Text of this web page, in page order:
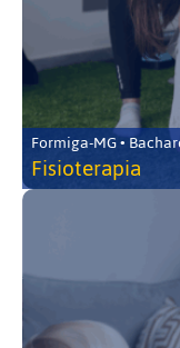
Formiga-MG •
Fisioterapia